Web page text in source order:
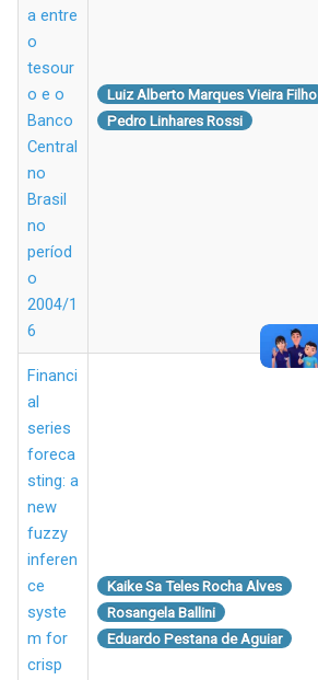
a entre
o
tesour
o e o
Banco
Central
no
Brasil
no
períod
o
2004/1
6
Luiz Alberto Marques Vieira Filho
Pedro Linhares Rossi
Financi
al
series
foreca
sting: a
new
fuzzy
inferen
ce
syste
m for
crisp
Kaike Sa Teles Rocha Alves
Rosangela Ballini
Eduardo Pestana de Aguiar